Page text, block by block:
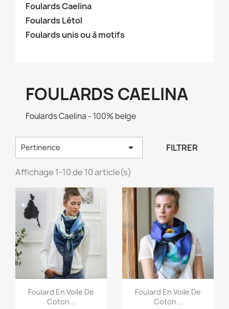
Foulards Caelina
Foulards Létol
Foulards unis ou à motifs
FOULARDS CAELINA
Foulards Caelina - 100% belge
Pertinence  FILTRER
Affichage 1-10 de 10 article(s)
Aperçu rapide
Foulard En Voile De
Coton...
Aperçu rapide
Foulard En Voile De
Coton...